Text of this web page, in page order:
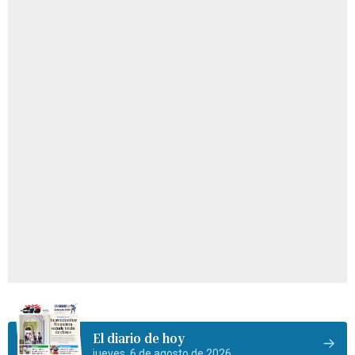
El diario de hoy